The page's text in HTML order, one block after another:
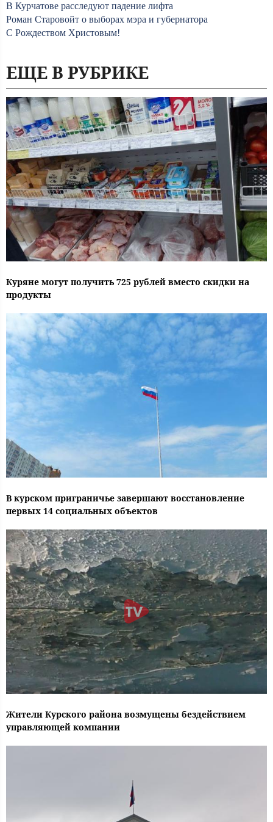
В Курчатове расследуют падение лифта
Роман Старовойт о выборах мэра и губернатора
С Рождеством Христовым!
ЕЩЕ В РУБРИКЕ
Куряне могут получить 725 рублей вместо скидки на
продукты
В курском приграничье завершают восстановление
первых 14 социальных объектов
Жители Курского района возмущены бездействием
управляющей компании